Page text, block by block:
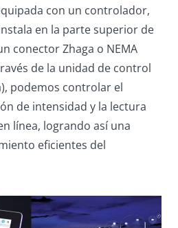
con un controlador,
en la parte superior de
conector Zhaga o NEMA
de la unidad de control
podemos controlar el
de intensidad y la lectura
línea, logrando así una
eficientes del